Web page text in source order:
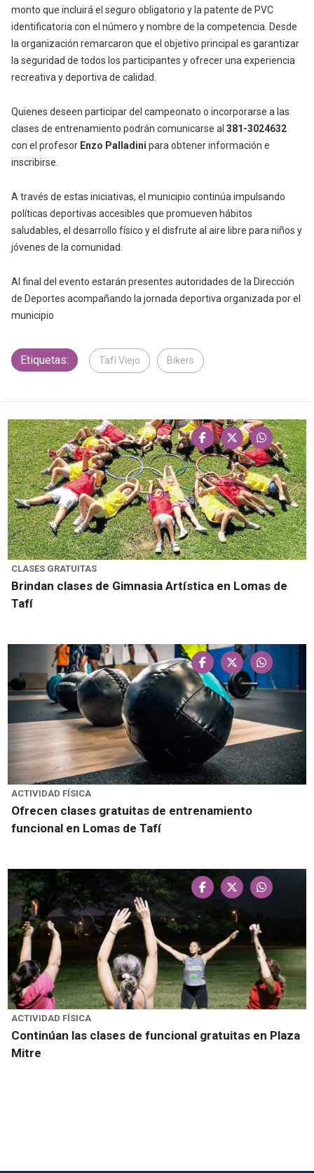
monto que incluirá el seguro obligatorio y la patente de PVC
identificatoria con el número y nombre de la competencia. Desde
la organización remarcaron que el objetivo principal es garantizar
la seguridad de todos los participantes y ofrecer una experiencia
recreativa y deportiva de calidad.
Quienes deseen participar del campeonato o incorporarse a las
clases de entrenamiento podrán comunicarse al 381-3024632
con el profesor Enzo Palladini para obtener información e
inscribirse.
A través de estas iniciativas, el municipio continúa impulsando
políticas deportivas accesibles que promueven hábitos
saludables, el desarrollo físico y el disfrute al aire libre para niños y
jóvenes de la comunidad.
Al final del evento estarán presentes autoridades de la Dirección
de Deportes acompañando la jornada deportiva organizada por el
municipio
Etiquetas: Tafí Viejo Bikers
CLASES GRATUITAS
Brindan clases de Gimnasia Artística en Lomas de
Tafí
ACTIVIDAD FÍSICA
Ofrecen clases gratuitas de entrenamiento
funcional en Lomas de Tafí
ACTIVIDAD FÍSICA
Continúan las clases de funcional gratuitas en Plaza
Mitre